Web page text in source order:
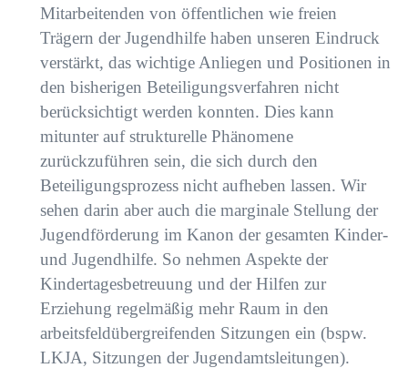
Mitarbeitenden von öffentlichen wie freien
Trägern der Jugendhilfe haben unseren Eindruck
verstärkt, das wichtige Anliegen und Positionen in
den bisherigen Beteiligungsverfahren nicht
berücksichtigt werden konnten. Dies kann
mitunter auf strukturelle Phänomene
zurückzuführen sein, die sich durch den
Beteiligungsprozess nicht aufheben lassen. Wir
sehen darin aber auch die marginale Stellung der
Jugendförderung im Kanon der gesamten Kinder-
und Jugendhilfe. So nehmen Aspekte der
Kindertagesbetreuung und der Hilfen zur
Erziehung regelmäßig mehr Raum in den
arbeitsfeldübergreifenden Sitzungen ein (bspw.
LKJA, Sitzungen der Jugendamtsleitungen).